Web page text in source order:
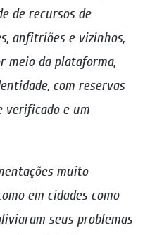
de recursos de
anfitriões e vizinhos,
meio da plataforma,
com reservas
verificado e um
muito
em cidades como
seus problemas